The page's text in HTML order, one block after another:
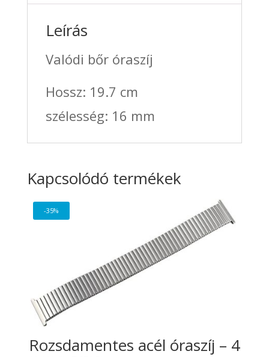
Leírás
Valódi bőr óraszíj
Hossz: 19.7 cm
szélesség: 16 mm
Kapcsolódó termékek
-35%
Rozsdamentes acél óraszíj – 4